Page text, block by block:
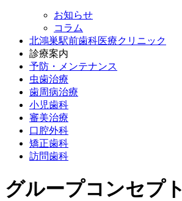
お知らせ
コラム
北鴻巣駅前歯科医療クリニック
診療案内
予防・メンテナンス
虫歯治療
歯周病治療
小児歯科
審美治療
口腔外科
矯正歯科
訪問歯科
グループコンセプト